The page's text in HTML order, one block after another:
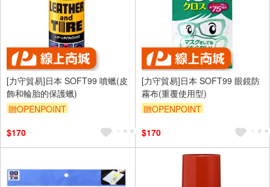
[力守貿易]日本 SOFT99 噴蠟(皮
飾和輪胎的保護蠟)
贈OPENPOINT
$170
[力守貿易]日本 SOFT99 眼鏡防
霧布(重覆使用型)
贈OPENPOINT
$170